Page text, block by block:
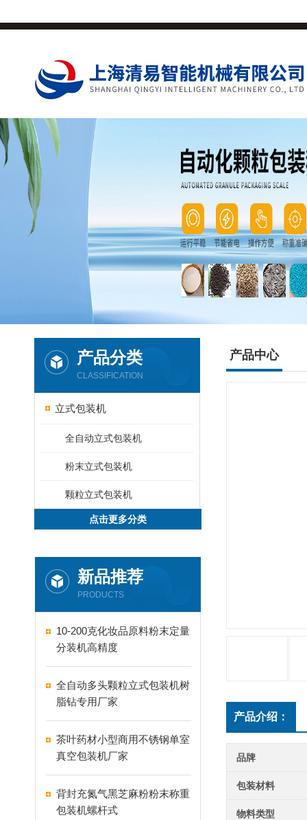
产品分类
CLASSIFICATION
立式包装机
全自动立式包装机
粉末立式包装机
颗粒立式包装机
点击更多分类
新品推荐
PRODUCTS
10-200克化妆品原料粉末定量
分装机高精度
全自动多头颗粒立式包装机树
脂钻专用厂家
茶叶药材小型商用不锈钢单室
真空包装机厂家
背封充氮气黑芝麻粉粉末称重
包装机螺杆式
产品中心
产品介绍：
品牌
包装材料
物料类型